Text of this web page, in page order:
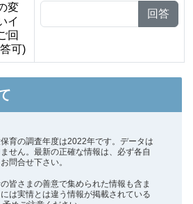
変
イ
回
可)
回答
育の調査年度は2022年です。データは
せん。最新の正確な情報は、必ず各自
問合せ下さい。
皆さまの善意で集められた情報も含ま
は実情とは違う情報が掲載されている